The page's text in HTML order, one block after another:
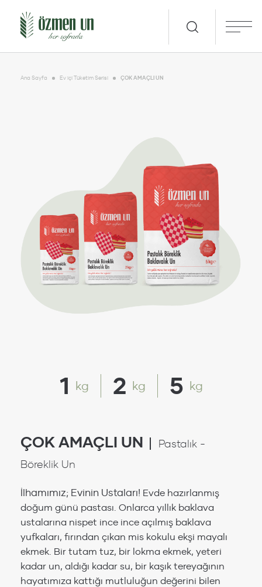
Ana Sayfa Ev içi Tüketim Serisi ÇOK AMAÇLI UN
1 kg 2 kg 5 kg
ÇOK AMAÇLI UN
Pastalık -
Böreklik Un
İlhamımız; Evinin Ustaları! Evde hazırlanmış
doğum günü pastası. Onlarca yıllık baklava
ustalarına nispet ince ince açılmış baklava
yufkaları, fırından çıkan mis kokulu ekşi mayalı
ekmek. Bir tutam tuz, bir lokma ekmek, yeteri
kadar un, aldığı kadar su, bir kaşık tereyağının
hayatımıza kattığı mutluluğun değerini bilen